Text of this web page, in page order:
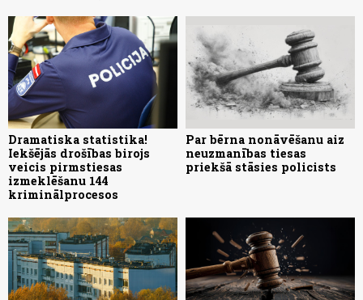
Dramatiska statistika!
Iekšējās drošības birojs
veicis pirmstiesas
izmeklēšanu 144
kriminālprocesos
Par bērna nonāvēšanu aiz
neuzmanības tiesas
priekšā stāsies policists